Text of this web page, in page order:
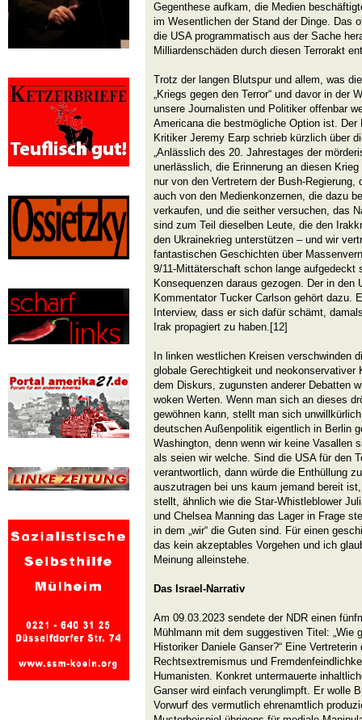
Gegenthese aufkam, die Medien
im Wesentlichen der Stand der Dinge. Das
die USA programmatisch aus der Sache
Milliardenschäden durch diesen Terrorakt
Trotz der langen Blutspur und allem, was
„Kriegs gegen den Terror“ und davor in der
unsere Journalisten und Politiker offenbar
Americana die bestmögliche Option ist. Der
Kritiker Jeremy Earp schrieb kürzlich über
„Anlässlich des 20. Jahrestages der
unerlässlich, die Erinnerung an diesen
nur von den Vertretern der Bush-Regierung,
auch von den Medienkonzernen, die dazu
verkaufen, und die seither versuchen, das
sind zum Teil dieselben Leute, die den
den Ukrainekrieg unterstützen – und wir
fantastischen Geschichten über
9/11-Mittäterschaft schon lange aufgedeckt
Konsequenzen daraus gezogen. Der in den
Kommentator Tucker Carlson gehört dazu.
Interview, dass er sich dafür schämt,
Irak propagiert zu haben.[12]
In linken westlichen Kreisen verschwinden
globale Gerechtigkeit und neokonservativer
dem Diskurs, zugunsten anderer Debatten
woken Werten. Wenn man sich an dieses
gewöhnen kann, stellt man sich
deutschen Außenpolitik eigentlich in Berlin
Washington, denn wenn wir keine Vasallen
als seien wir welche. Sind die USA für den
verantwortlich, dann würde die Enthüllung
auszutragen bei uns kaum jemand bereit
stellt, ähnlich wie die Star-Whistleblower
und Chelsea Manning das Lager in Frage
in dem „wir“ die Guten sind. Für einen
das kein akzeptables Vorgehen und ich
Meinung alleinstehe.
Das Israel-Narrativ
Am 09.03.2023 sendete der NDR einen
Mühlmann mit dem suggestiven Titel: „Wie
Historiker Daniele Ganser?“ Eine
Rechtsextremismus und
Humanisten. Konkret untermauerte
Ganser wird einfach verunglimpft. Er wolle
Vorwurf des vermutlich ehrenamtlich